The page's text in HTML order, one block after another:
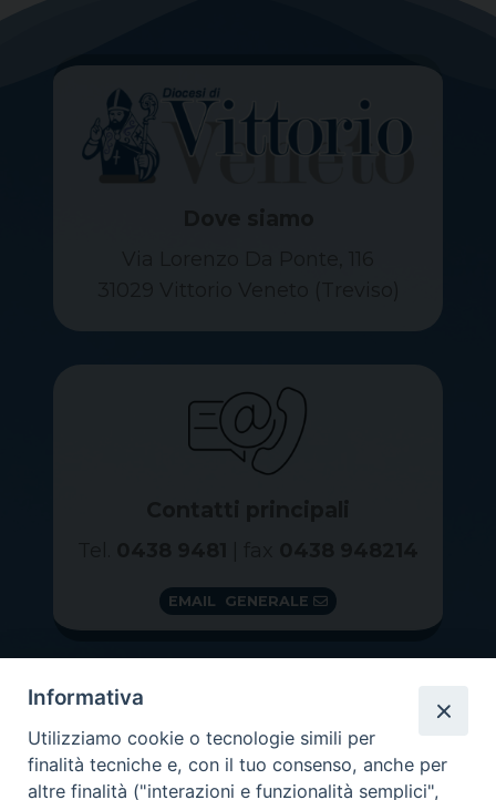
EMAIL GENERALE
Informativa
Utilizziamo cookie o tecnologie simili per
finalità tecniche e, con il tuo consenso, anche per
altre finalità ("interazioni e funzionalità semplici",